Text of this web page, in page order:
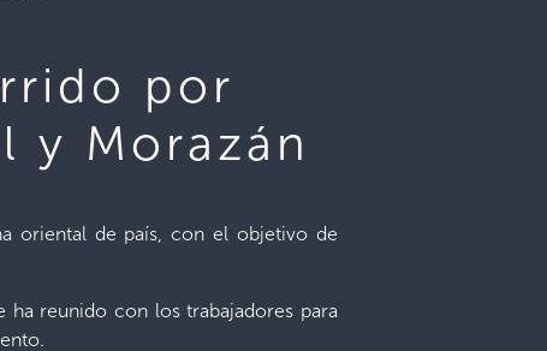
por
y Morazán
oriental de país, con el objetivo de
ha reunido con los trabajadores para